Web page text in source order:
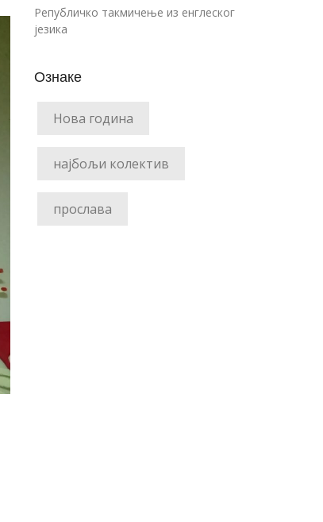
Републичко такмичење из енглеског
језика
Ознаке
Нова година
најбољи колектив
прослава